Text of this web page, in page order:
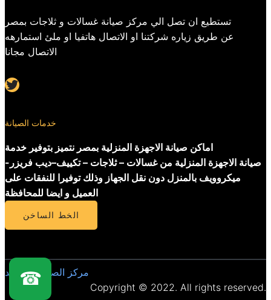
تستطيع ان تصل الي مركز صيانة غسالات و ثلاجات بمصر
عن طريق زياره شركتنا او الاتصال هاتفيا او ملئ استمارهه
الاتصال مجانا
Twitter
خدمات الصيانة
اماكن صيانة الاجهزة المنزلية بمصر نتميز بتوفير خدمة
صيانة الاجهزة المنزلية من غسالات – ثلاجات – تكييف–ديب فريزر-
ميكروويف بالمنزل دون نقل الجهاز وذلك توفيرا للنفقات على
العميل و ايضا للمحافظة
الخط الساخن
مركز الصيانة المعتمد
Copyright © 2022. All rights reserved.
☎